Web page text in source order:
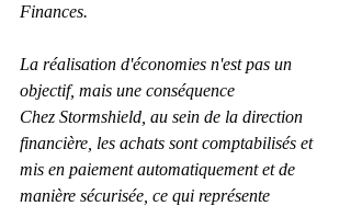
Finances.
La réalisation d'économies n'est pas un
objectif, mais une conséquence
Chez Stormshield, au sein de la direction
financière, les achats sont comptabilisés et
mis en paiement automatiquement et de
manière sécurisée, ce qui représente